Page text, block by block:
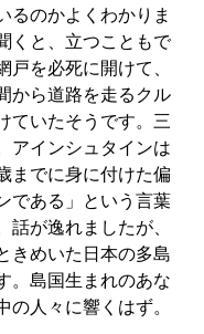
るのかよくわかりま
くと、立つこともで
戸を必死に開けて、
から道路を走るクル
ていたそうです。三
アインシュタインは
までに身に付けた偏
である」という言葉
話が逸れましたが、
きめいた日本の多島
。島国生まれのあな
の人々に響くはず。